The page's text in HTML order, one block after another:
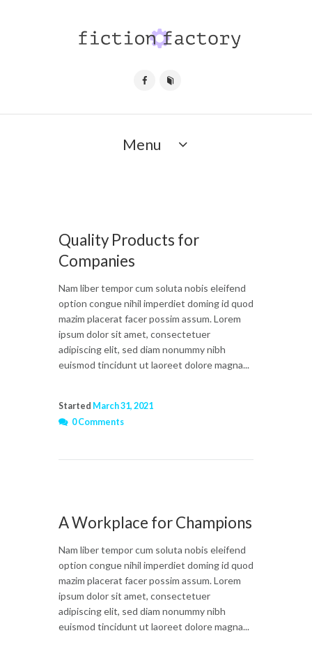
Menu
Quality Products for
Companies
Nam liber tempor cum soluta nobis eleifend
option congue nihil imperdiet doming id quod
mazim placerat facer possim assum. Lorem
ipsum dolor sit amet, consectetuer
adipiscing elit, sed diam nonummy nibh
euismod tincidunt ut laoreet dolore magna...
Started March 31, 2021
0 Comments
A Workplace for Champions
Nam liber tempor cum soluta nobis eleifend
option congue nihil imperdiet doming id quod
mazim placerat facer possim assum. Lorem
ipsum dolor sit amet, consectetuer
adipiscing elit, sed diam nonummy nibh
euismod tincidunt ut laoreet dolore magna...